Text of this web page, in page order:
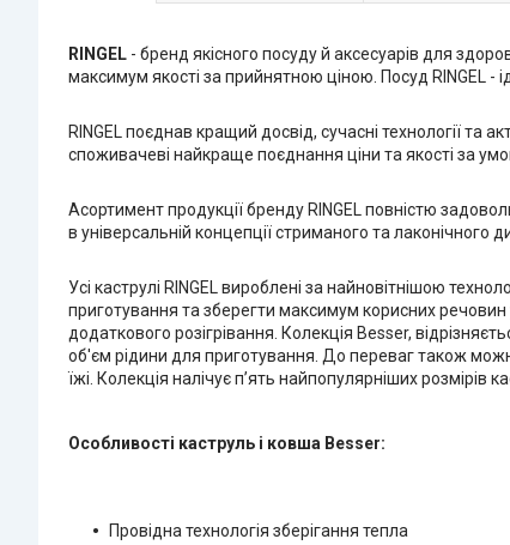
RINGEL - бренд якісного посуду й аксесуарів для
максимум якості за прийнятною ціною. Посуд RINGEL -
RINGEL поєднав кращий досвід, сучасні технології
споживачеві найкраще поєднання ціни та якості за
Асортимент продукції бренду RINGEL повністю
в універсальній концепції стриманого та лаконічного
Усі каструлі RINGEL вироблені за найновітнішою
приготування та зберегти максимум корисних
додаткового розігрівання. Колекція Besser,
об'єм рідини для приготування. До переваг також
їжі. Колекція налічує п’ять найпопулярніших розмірів
Особливості каструль і ковша Besser:
Провідна технологія зберігання тепла